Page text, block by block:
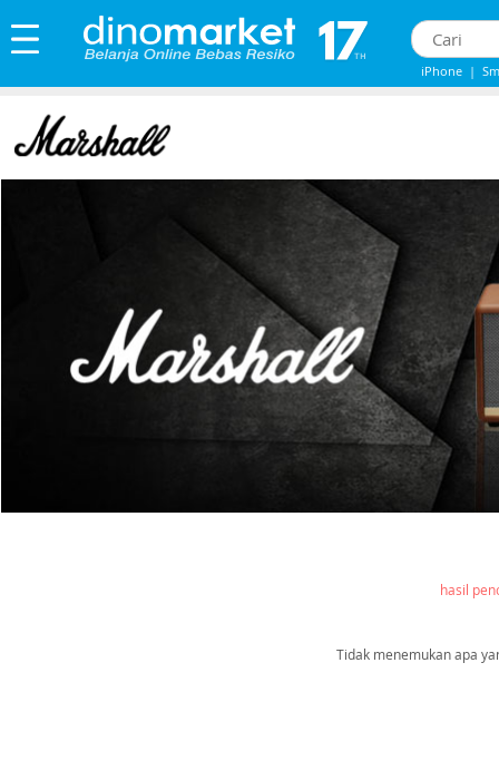
iPhone |
hasil
Tidak menemukan apa